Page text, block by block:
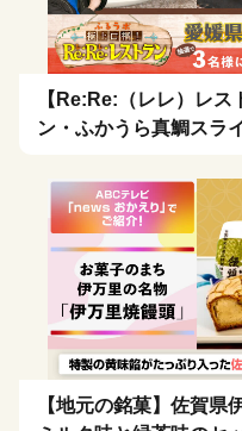
【Re:Re:（レレ）レ
ン・ふかうら真鯛スラ
【地元の銘菓】佐賀県